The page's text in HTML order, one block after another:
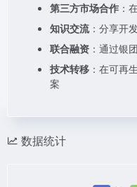
第三方市场合作 ：
知识交流：分享开
联合融资 ：通过银
技术转移 ：在可再
案
数据统计